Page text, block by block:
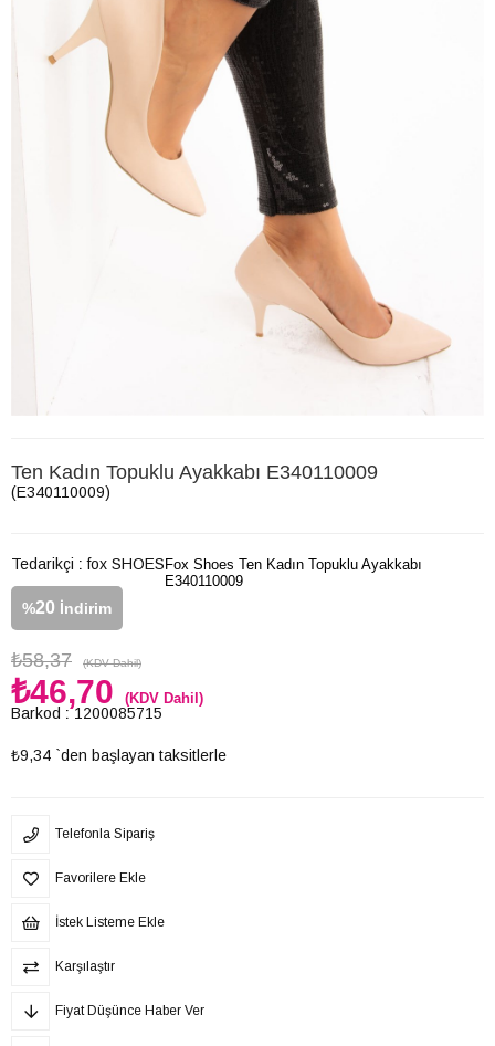
Ten Kadın Topuklu Ayakkabı E340110009
(E340110009)
Tedarikçi : fox SHOES
%20 İndirim
₺58,37 (KDV Dahil)
₺46,70 (KDV Dahil)
Barkod : 1200085715
₺9,34 `den başlayan taksitlerle
Fox Shoes Ten Kadın Topuklu Ayakkabı
E340110009
Telefonla Sipariş
Favorilere Ekle
İstek Listeme Ekle
Karşılaştır
Fiyat Düşünce Haber Ver